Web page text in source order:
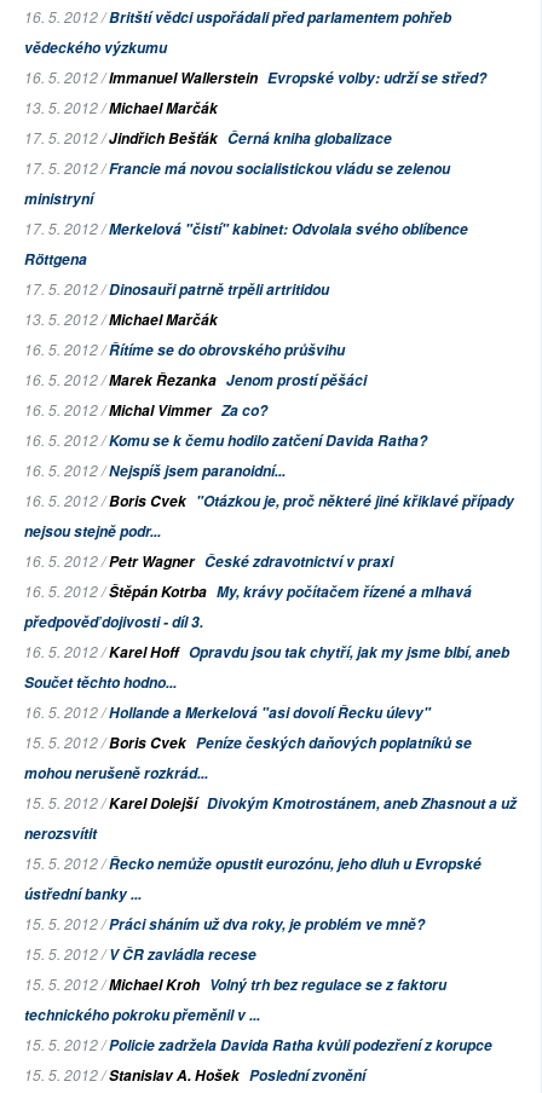
16. 5. 2012 /Britští vědci uspořádali před parlamentem pohřeb
vědeckého výzkumu
16. 5. 2012 /Immanuel Wallerstein Evropské volby: udrží se střed?
13. 5. 2012 /Michael Marčák
17. 5. 2012 /Jindřich Bešťák Černá kniha globalizace
17. 5. 2012 /Francie má novou socialistickou vládu se zelenou
ministryní
17. 5. 2012 /Merkelová "čistí" kabinet: Odvolala svého oblíbence
Röttgena
17. 5. 2012 /Dinosauři patrně trpěli artritidou
13. 5. 2012 /Michael Marčák
16. 5. 2012 /Řítíme se do obrovského průšvihu
16. 5. 2012 /Marek Řezanka Jenom prostí pěšáci
16. 5. 2012 /Michal Vimmer Za co?
16. 5. 2012 /Komu se k čemu hodilo zatčení Davida Ratha?
16. 5. 2012 /Nejspíš jsem paranoidní...
16. 5. 2012 /Boris Cvek "Otázkou je, proč některé jiné křiklavé případy
nejsou stejně podr...
16. 5. 2012 /Petr Wagner České zdravotnictví v praxi
16. 5. 2012 /Štěpán Kotrba My, krávy počítačem řízené a mlhavá
předpověď dojivosti - díl 3.
16. 5. 2012 /Karel Hoff Opravdu jsou tak chytří, jak my jsme blbí, aneb
Součet těchto hodno...
16. 5. 2012 /Hollande a Merkelová "asi dovolí Řecku úlevy"
15. 5. 2012 /Boris Cvek Penízečeskýchdaňových poplatníků se
mohou nerušeně rozkrád...
15. 5. 2012 /Karel Dolejší Divokým Kmotrostánem, aneb Zhasnout a už
nerozsvítit
15. 5. 2012 /Řecko nemůže opustit eurozónu, jeho dluh u Evropské
ústřední banky ...
15. 5. 2012 /Práci sháním už dva roky, je problém ve mně?
15. 5. 2012 /V ČR zavládla recese
15. 5. 2012 /Michael Kroh Volný trh bez regulace se z faktoru
technického pokroku přeměnil v ...
15. 5. 2012 /Policie zadržela Davida Ratha kvůli podezření z korupce
15. 5. 2012 /Stanislav A. Hošek Poslední zvonění